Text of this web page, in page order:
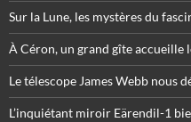
Sur la Lune, les mystères du
À Céron, un grand gîte accueille
Le télescope James Webb nous
L’inquiétant miroir Eärendil-1